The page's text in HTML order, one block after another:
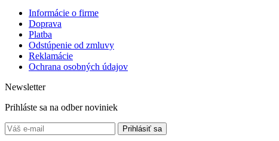
Informácie o firme
Doprava
Platba
Odstúpenie od zmluvy
Reklamácie
Ochrana osobných údajov
Newsletter
Prihláste sa na odber noviniek